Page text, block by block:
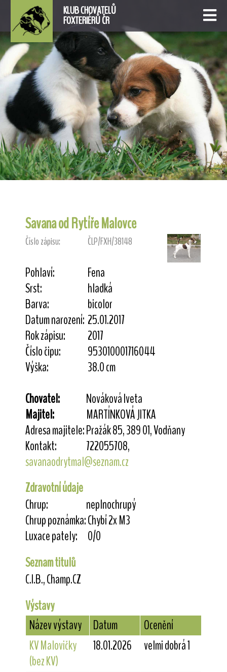
KLUB CHOVATELŮ
FOXTERIÉRŮ ČR
Savana od Rytíře Malovce
Číslo zápisu: ČLP/FXH/38148
Pohlaví:
Fena
Srst:
hladká
Barva:
bicolor
Datum narození: 25.01.2017
Rok zápisu:
2017
Číslo čipu:
953010001716044
Výška:
38.0 cm
Chovatel:
Nováková Iveta
Majitel:
MARTÍNKOVÁ JITKA
Adresa majitele:Pražák 85, 389 01, Vodňany
Kontakt:
722055708,
savanaodrytmal@seznam.cz
Zdravotní údaje
Chrup:
neplnochrupý
Chrup poznámka:Chybí 2x M3
Luxace pately:
0/0
Seznam titulů
C.I.B., Champ.CZ
Výstavy
Název výstavy
Datum
Ocenění
KV Malovičky
(bez KV)
18.01.2026 velmi dobrá 1